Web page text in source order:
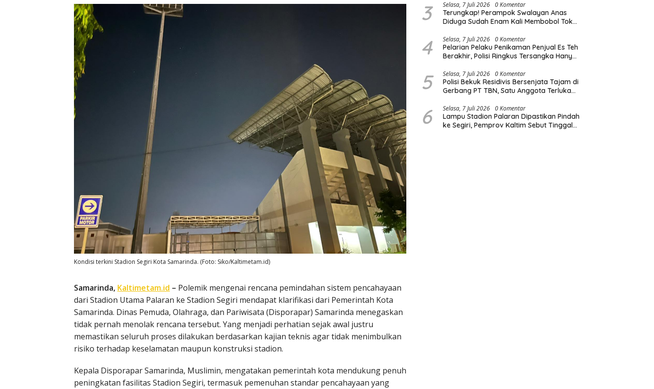
Kondisi terkini Stadion Segiri Kota Samarinda. (Foto: Siko/Kaltimetam.id)
Samarinda, Kaltimetam.id – Polemik mengenai rencana pemindahan sistem pencahayaan
dari Stadion Utama Palaran ke Stadion Segiri mendapat klarifikasi dari Pemerintah Kota
Samarinda. Dinas Pemuda, Olahraga, dan Pariwisata (Disporapar) Samarinda menegaskan
tidak pernah menolak rencana tersebut. Yang menjadi perhatian sejak awal justru
memastikan seluruh proses dilakukan berdasarkan kajian teknis agar tidak menimbulkan
risiko terhadap keselamatan maupun konstruksi stadion.
Kepala Disporapar Samarinda, Muslimin, mengatakan pemerintah kota mendukung penuh
peningkatan fasilitas Stadion Segiri, termasuk pemenuhan standar pencahayaan yang
3 Selasa, 7 Juli 2026 0 Komentar
Terungkap! Perampok Swalayan Anas
Diduga Sudah Enam Kali Membobol Toko
4 Selasa, 7 Juli 2026 0 Komentar
Pelarian Pelaku Penikaman Penjual Es Teh
Berakhir, Polisi Ringkus Tersangka Hanya
5 Selasa, 7 Juli 2026 0 Komentar
Polisi Bekuk Residivis Bersenjata Tajam di
Gerbang PT TBN, Satu Anggota Terluka
6 Selasa, 7 Juli 2026 0 Komentar
Lampu Stadion Palaran Dipastikan Pindah
ke Segiri, Pemprov Kaltim Sebut Tinggal